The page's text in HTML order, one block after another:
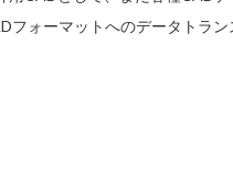
フォーマットへのデータトラ